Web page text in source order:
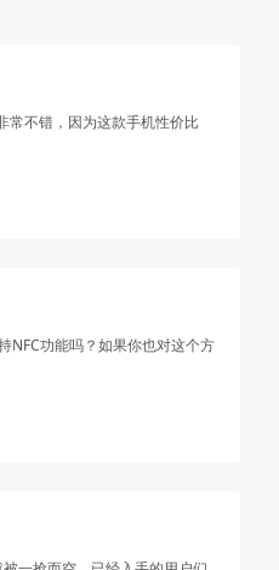
常不错，因为这款手机性价比
NFC功能吗？如果你也对这个方